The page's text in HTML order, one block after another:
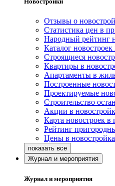
Отзывы о
Статистика цен в
Народный рейтинг
Каталог
Строящиеся
Квартиры в
Апартаменты в
Построенные
Проектируемые
Строительство
Акции в
Карта новостроек в
Рейтинг
Цены в
Журнал и мероприятия
Журнал и мероприятия